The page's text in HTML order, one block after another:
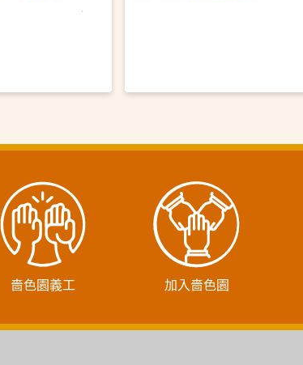
嗇色園義工 加入嗇色園